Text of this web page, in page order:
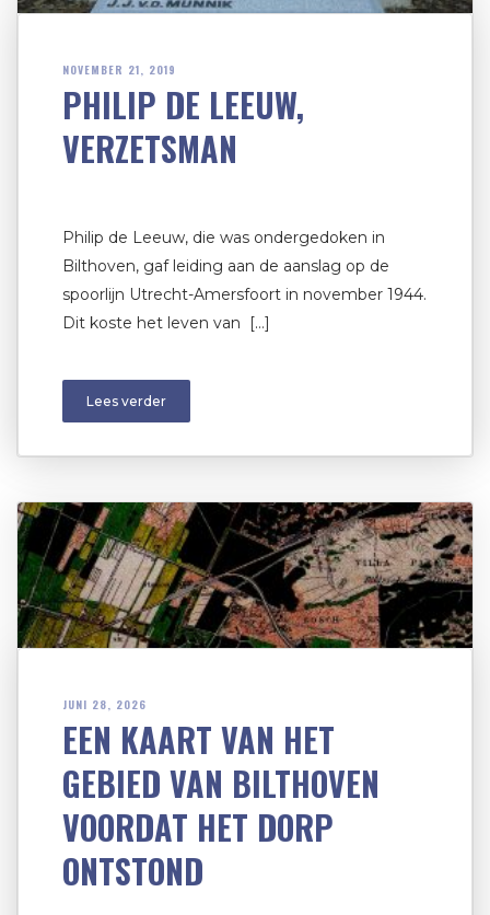
NOVEMBER 21, 2019
PHILIP DE LEEUW,
VERZETSMAN
Philip de Leeuw, die was ondergedoken in
Bilthoven, gaf leiding aan de aanslag op de
spoorlijn Utrecht-Amersfoort in november 1944.
Dit koste het leven van […]
Lees verder
JUNI 28, 2026
EEN KAART VAN HET
GEBIED VAN BILTHOVEN
VOORDAT HET DORP
ONTSTOND